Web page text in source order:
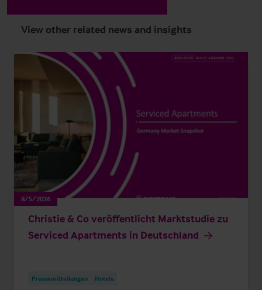
View other related news and insights
8/5/2026
Christie & Co veröffentlicht Marktstudie zu
Serviced Apartments in Deutschland
Pressemitteilungen Hotels